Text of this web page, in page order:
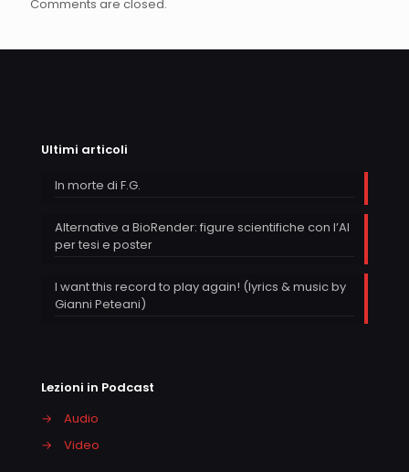
Comments are closed.
Ultimi articoli
In morte di F.G.
Alternative a BioRender: figure scientifiche con l’AI
per tesi e poster
I want this record to play again! (lyrics & music by
Gianni Peteani)
Lezioni in Podcast
→
Audio
→
Video